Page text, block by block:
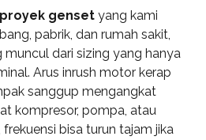
genset yang kami
pabrik, dan rumah sakit,
muncul dari sizing yang hanya
Arus inrush motor kerap
sanggup mengangkat
kompresor, pompa, atau
bisa turun tajam jika